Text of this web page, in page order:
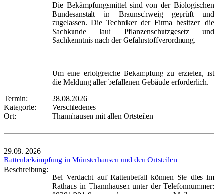
Die Bekämpfungsmittel sind von der Biologischen
Bundesanstalt in Braunschweig geprüft und
zugelassen. Die Techniker der Firma besitzen die
Sachkunde laut Pflanzenschutzgesetz und
Sachkenntnis nach der Gefahrstoffverordnung.
Um eine erfolgreiche Bekämpfung zu erzielen, ist
die Meldung aller befallenen Gebäude erforderlich.
Termin:
28.08.2026
Kategorie:
Verschiedenes
Ort:
Thannhausen mit allen Ortsteilen
29.08. 2026
Rattenbekämpfung in Münsterhausen und den Ortsteilen
Beschreibung:
Bei Verdacht auf Rattenbefall können Sie dies im
Rathaus in Thannhausen unter der Telefonnummer: